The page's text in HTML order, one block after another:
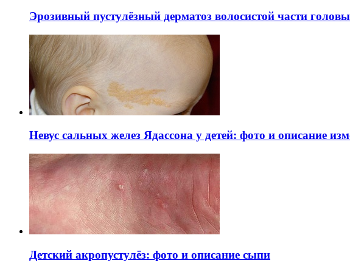
Эрозивный пустулёзный дерматоз волосистой части
Невус сальных желез Ядассона у детей: фото и описание
Детский акропустулёз: фото и описание сыпи